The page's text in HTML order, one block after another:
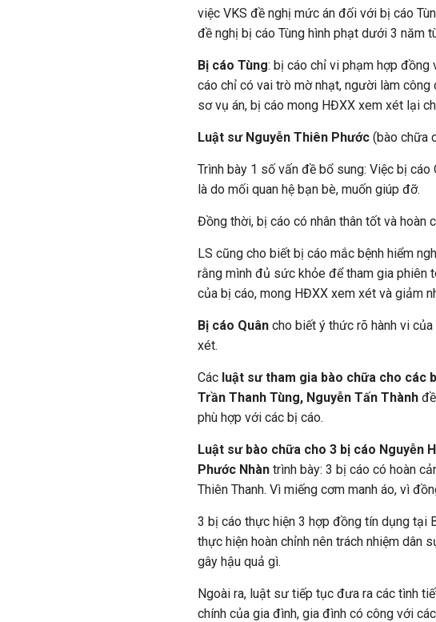
việc VKS đề nghị mức án đối với bị cáo
đề nghị bị cáo Tùng hình phạt dưới 3 năm
Bị cáo Tùng: bị cáo chỉ vi phạm hợp
cáo chỉ có vai trò mờ nhạt, người làm
sơ vụ án, bị cáo mong HĐXX xem xét lại
Luật sư Nguyễn Thiên Phước (bào chữa
Trình bày 1 số vấn đề bổ sung: Việc bị
là do mối quan hệ bạn bè, muốn giúp đỡ.
Đồng thời, bị cáo có nhân thân tốt và hoàn
LS cũng cho biết bị cáo mắc bệnh hiểm
rằng mình đủ sức khỏe để tham gia phiên
của bị cáo, mong HĐXX xem xét và giảm
Bị cáo Quân cho biết ý thức rõ hành vi
xét.
Các luật sư tham gia bào chữa cho các
Trần Thanh Tùng, Nguyễn Tấn Thành
phù hợp với các bị cáo.
Luật sư bào chữa cho 3 bị cáo Nguyễn
Phước Nhàn trình bày: 3 bị cáo có hoàn
Thiên Thanh. Vì miếng cơm manh áo, vì
3 bị cáo thực hiện 3 hợp đồng tín dụng tại
thực hiện hoàn chỉnh nên trách nhiệm dân
gây hậu quả gì.
Ngoài ra, luật sư tiếp tục đưa ra các tình
chính của gia đình, gia đình có công với